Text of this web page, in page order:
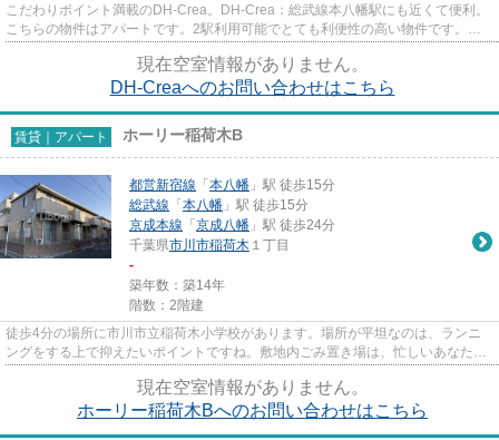
こだわりポイント満載のDH-Crea。DH-Crea：総武線本八幡駅にも近くて便利。
こちらの物件はアパートです。2駅利用可能でとても利便性の高い物件です。当
現在空室情報がありません。
DH-Creaへのお問い合わせはこちら
賃貸｜アパート ホーリー稲荷木B
都営新宿線 「 本八幡 」駅 徒歩15分
総武線 「 本八幡 」駅 徒歩15分
京成本線 「 京成八幡 」駅 徒歩24分
千葉県市川市稲荷木 １丁目
-
築年数：築14年
階数：2階建
徒歩4分の場所に市川市立稲荷木小学校があります。場所が平坦なのは、ランニ
ングをする上で抑えたいポイントですね。敷地内ごみ置き場は、忙しいあなたに
現在空室情報がありません。
ホーリー稲荷木Bへのお問い合わせはこちら